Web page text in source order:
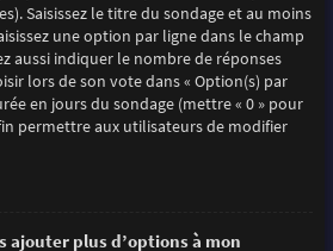
Saisissez le titre du sondage et au moins
une option par ligne dans le champ
aussi indiquer le nombre de réponses
lors de son vote dans « Option(s) par
en jours du sondage (mettre « 0 » pour
permettre aux utilisateurs de modifier
ajouter plus d’options à mon